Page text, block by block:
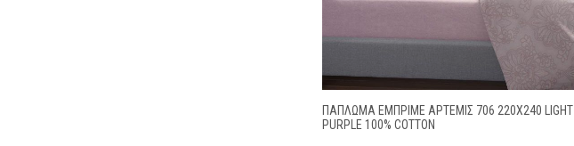
ΠΆΠΛΩΜΑ ΕΜΠΡΙΜΈ ΆΡΤΕΜΙΣ 706 220X240 LIGHT
PURPLE 100% COTTON